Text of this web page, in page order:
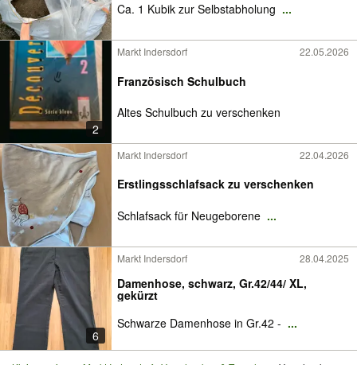
Ca. 1 Kubik zur Selbstabholung ...
2
Markt Indersdorf 22.05.2026
Französisch Schulbuch
Altes Schulbuch zu verschenken
Markt Indersdorf 22.04.2026
Erstlingsschlafsack zu verschenken
Schlafsack für Neugeborene ...
6
Markt Indersdorf 28.04.2025
Damenhose, schwarz, Gr.42/44/ XL,
gekürzt
Schwarze Damenhose in Gr.42 - ...